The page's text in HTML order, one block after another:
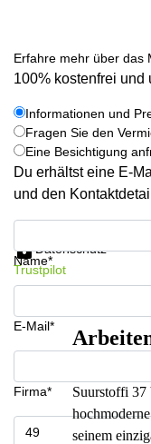
Erfahre mehr über das
100% kostenfrei und
Informationen und
Fragen Sie den
Eine Besichtigung
Du erhältst eine E-
und den
Name*
E-Mail*
Firma*
Datenschutz
Trustpilot
Suurstoffi 37
seinem